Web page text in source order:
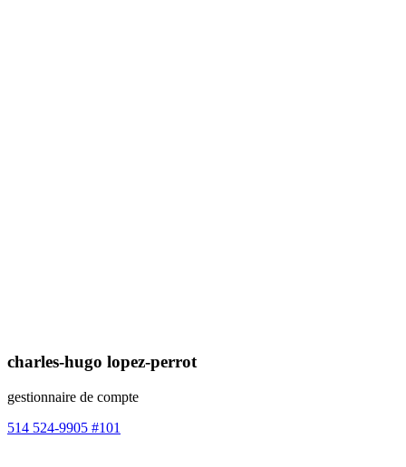
charles-hugo lopez-perrot
gestionnaire de compte
514 524-9905 #101